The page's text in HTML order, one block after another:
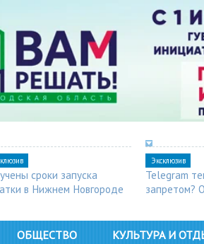
сроки запуска
в Нижнем Новгороде
Эксклюзив
Telegram
запретом?
ОБЩЕСТВО КУЛЬТУРА И